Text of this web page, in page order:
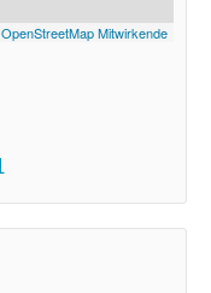
OpenStreetMap Mitwirkende